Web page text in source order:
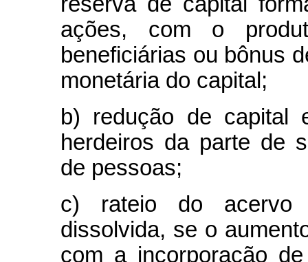
ações, com o
beneficiárias ou bônus
monetária do capital;
b) redução de capital
herdeiros da parte de
de pessoas;
c) rateio do acervo
dissolvida, se o
com a incorporação